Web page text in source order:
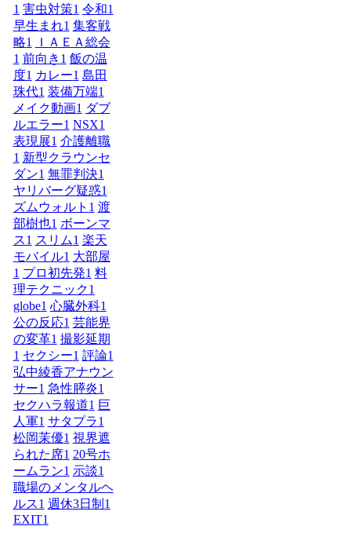
1 害虫対策1 令和1
早生まれ1 集客戦
略1
ＩＡＥＡ総会
1 前向き 1 飯の温
度1 カレー1 島田
珠代1 装備万端1
メイク動画1 ダブ
ルエラー1 NSX1
表現展1 介護離職
1 新型クラウンセ
ダン1 無罪判決1
ヤリバーグ疑惑1
ズムウォルト 1 渡
部樹也1 ボーンマ
ス1 スリム1 楽天
モバイル1 大部屋
1 プロ初先発1 料
理テクニック1
globe1 心臓外科1
公の反応1 芸能界
の変革1 撮影延期
1 セクシー1 評論1
弘中綾香アナウン
サー1 急性膵炎1
セクハラ報道1 巨
人軍1 サタプラ1
松岡茉優1 視界遮
られた席1 20号ホ
ームラン1 示談1
職場のメンタルヘ
ルス1 週休3日制 1
EXIT1